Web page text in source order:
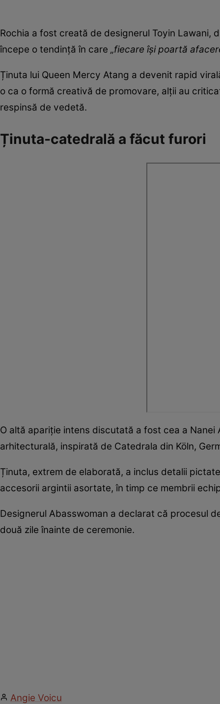
Rochia a fost creată de designerul Toyin Lawani,
începe o tendință în care „fiecare își poartă
Ținuta lui Queen Mercy Atang a devenit rapid
o ca o formă creativă de promovare, alții au
respinsă de vedetă.
Ținuta-catedrală a făcut furori
O altă apariție intens discutată a fost cea a
arhitecturală, inspirată de Catedrala din Köln,
Ținuta, extrem de elaborată, a inclus detalii
accesorii argintii asortate, în timp ce membrii
Designerul Abasswoman a declarat că procesul
două zile înainte de ceremonie.
Angie Voicu